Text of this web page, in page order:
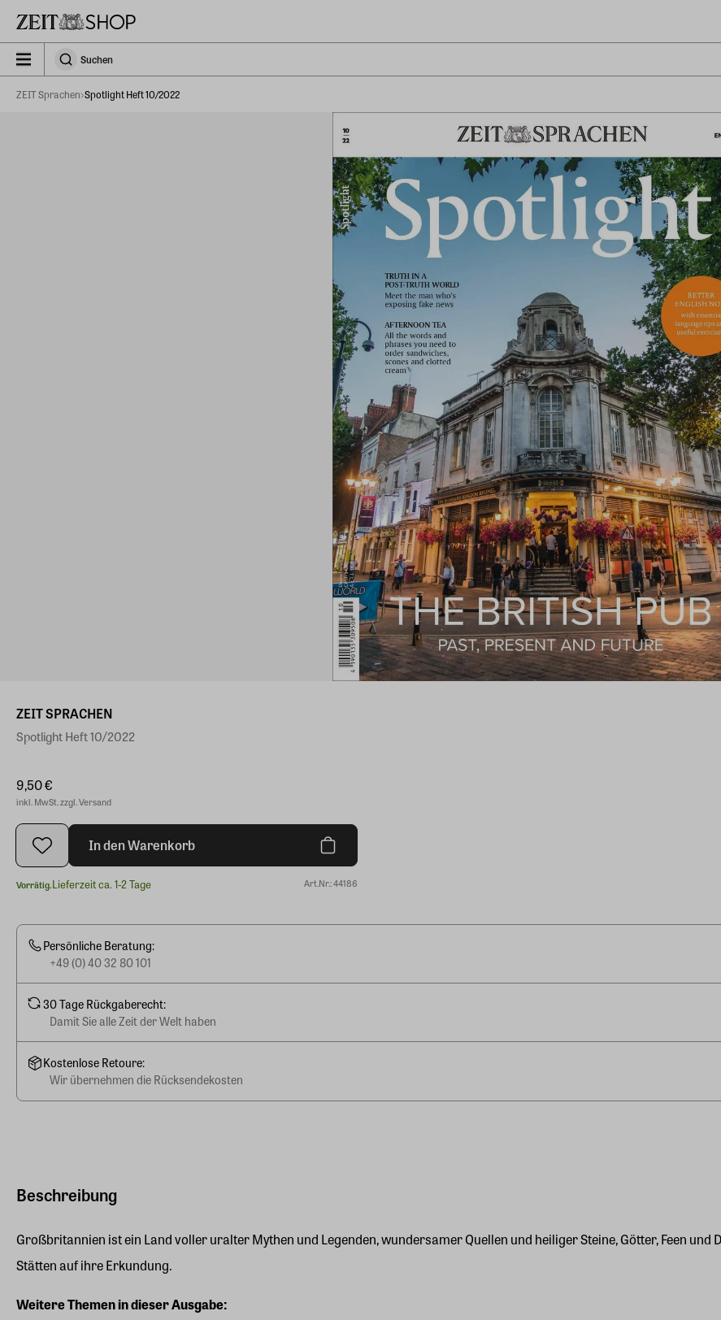
zeit_storefront.components.search.collapsed
SuchenSuchen
ZEIT Sprachen Spotlight Heft 10/2022
Beschreibung
Großbritannien ist ein Land voller uralter Mythen und Legenden, wundersamer Quellen und heiliger Steine, Götter, Feen
Stätten auf ihre Erkundung.
Weitere Themen in dieser Ausgabe:
ZEIT SPRACHEN
Spotlight Heft 10/2022
9,50 €
inkl. MwSt. zzgl. Versand
In den Warenkorb
Vorrätig.Lieferzeit ca. 1-2 Tage Art.Nr.: 44186
Persönliche Beratung:
+49 (0) 40 32 80 101
30 Tage Rückgaberecht:
Damit Sie alle Zeit der Welt haben
Kostenlose Retoure:
Wir übernehmen die Rücksendekosten